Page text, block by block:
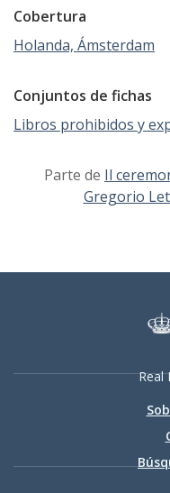
Cobertura
Holanda, Ámsterdam
Conjuntos de fichas
Libros prohibidos y
Parte de Il
Gregorio
Real